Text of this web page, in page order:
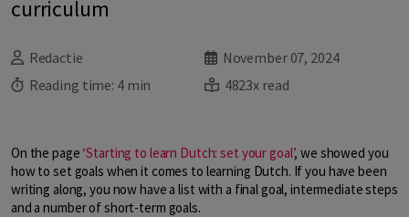
curriculum
Redactie
November 07, 2024
Reading time: 4 min 4823x read
On the page ‘Starting to learn Dutch: set your goal’, we showed you
how to set goals when it comes to learning Dutch. If you have been
writing along, you now have a list with a final goal, intermediate steps
and a number of short-term goals.